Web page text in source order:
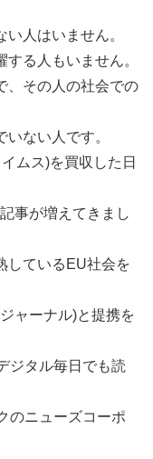
人はいません。
る人もいません。
、その人の社会での
ない人です。
ムス)を買収した日
事が増えてきまし
しているEU社会を
ャーナル)と提携を
ジタル毎日でも読
のニューズコーポ